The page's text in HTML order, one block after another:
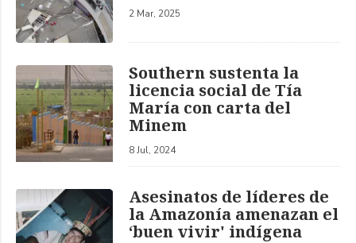
2 Mar, 2025
Southern sustenta la
licencia social de Tía
María con carta del
Minem
8 Jul, 2024
Asesinatos de líderes de
la Amazonía amenazan el
‘buen vivir' indígena